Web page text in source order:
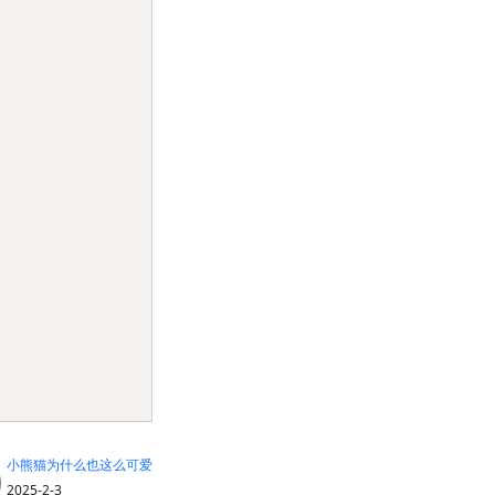
小熊猫为什么也这么可爱
2025-2-3